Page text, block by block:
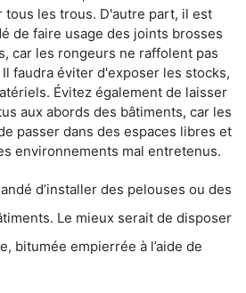
tous les trous. D'autre part, il est
de faire usage des joints brosses
car les rongeurs ne raffolent pas
faudra éviter d'exposer les stocks,
Évitez également de laisser
aux abords des bâtiments, car les
passer dans des espaces libres et
environnements mal entretenus.
d’installer des pelouses ou des
Le mieux serait de disposer
bitumée empierrée à l’aide de